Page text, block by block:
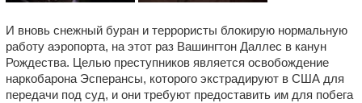
И вновь снежный буран и террористы блокирую нормальную
работу аэропорта, на этот раз Вашингтон Даллес в канун
Рождества. Целью преступников является освобождение
наркобарона Эсперансы, которого экстрадируют в США для
передачи под суд, и они требуют предоставить им для побега